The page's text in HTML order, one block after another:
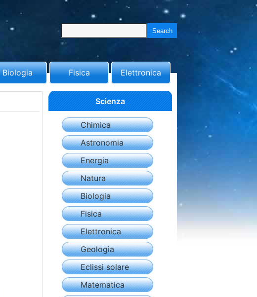
Biologia Fisica Elettronica
Scienza
Chimica
Astronomia
Energia
Natura
Biologia
Fisica
Elettronica
Geologia
Eclissi solare
Matematica